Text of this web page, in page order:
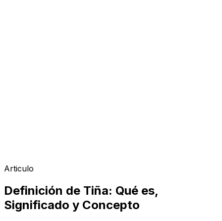
Articulo
Definición de Tiña: Qué es,
Significado y Concepto